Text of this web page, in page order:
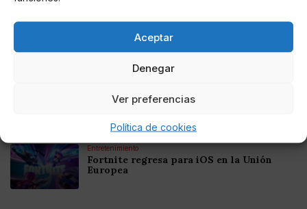
Aceptar
Denegar
Ver preferencias
Política de cookies
Online Casino
Mejores Casinos Online con Bitcoin y
Criptomonedas en Argentina 2025
Mejores casinos online con
criptomonedas y Bitcoin en México 2025
Entretenimiento
Fortnite regresa para iOS en la Unión
Europea